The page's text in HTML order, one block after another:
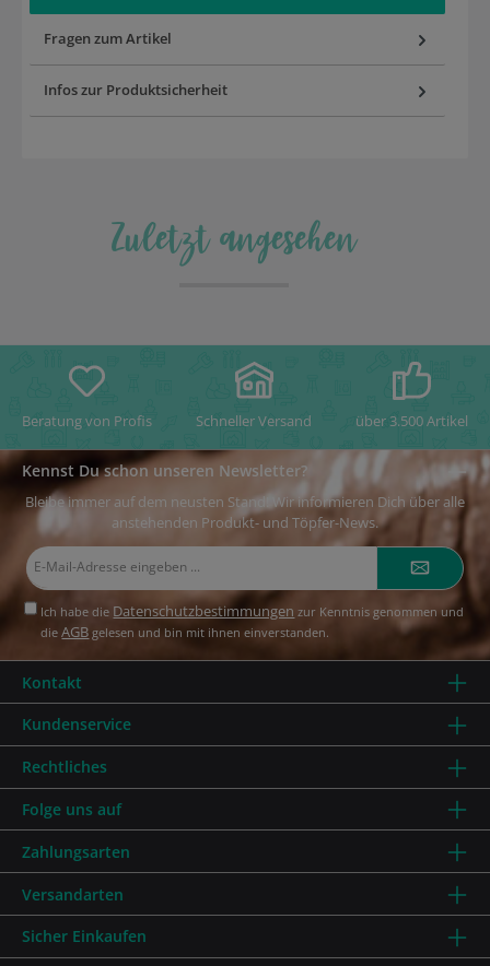
Fragen zum Artikel
Infos zur Produktsicherheit
Zuletzt angesehen
Beratung von Profis Schneller Versand über 3.500 Artikel
Kennst Du schon unseren Newsletter?
Bleibe immer auf dem neusten Stand! Wir informieren Dich über alle
anstehenden Produkt- und Töpfer-News.
Ich habe die Datenschutzbestimmungen zur Kenntnis genommen und
dieAGB gelesen und bin mit ihnen einverstanden.
Kundenservice
Rechtliches
Kontakt
Zahlungsarten
Versandarten
Sicher Einkaufen
Folge uns auf